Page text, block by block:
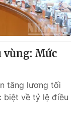
vùng: Mức
tăng lương tối
biệt về tỷ lệ điều